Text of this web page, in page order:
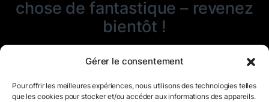
Gérer le consentement
Pour offrir les meilleures expériences, nous utilisons des technologies telles
que les cookies pour stocker et/ou accéder aux informations des appareils.
chose de fantastique – revenez
bientôt !